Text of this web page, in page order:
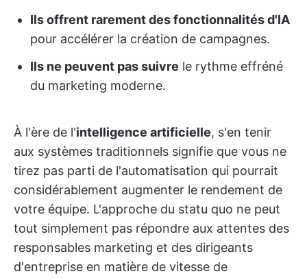
Ils offrent rarement des fonctionnalités d'IA
pour accélérer la création de campagnes.
Ils ne peuvent pas suivre le rythme effréné
du marketing moderne.
À l'ère de l'intelligence artificielle, s'en tenir
aux systèmes traditionnels signifie que vous ne
tirez pas parti de l'automatisation qui pourrait
considérablement augmenter le rendement de
votre équipe. L'approche du statu quo ne peut
tout simplement pas répondre aux attentes des
responsables marketing et des dirigeants
d'entreprise en matière de vitesse de